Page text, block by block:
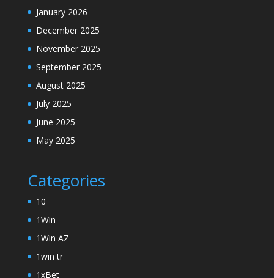
January 2026
December 2025
November 2025
September 2025
August 2025
July 2025
June 2025
May 2025
Categories
10
1Win
1Win AZ
1win tr
1xBet